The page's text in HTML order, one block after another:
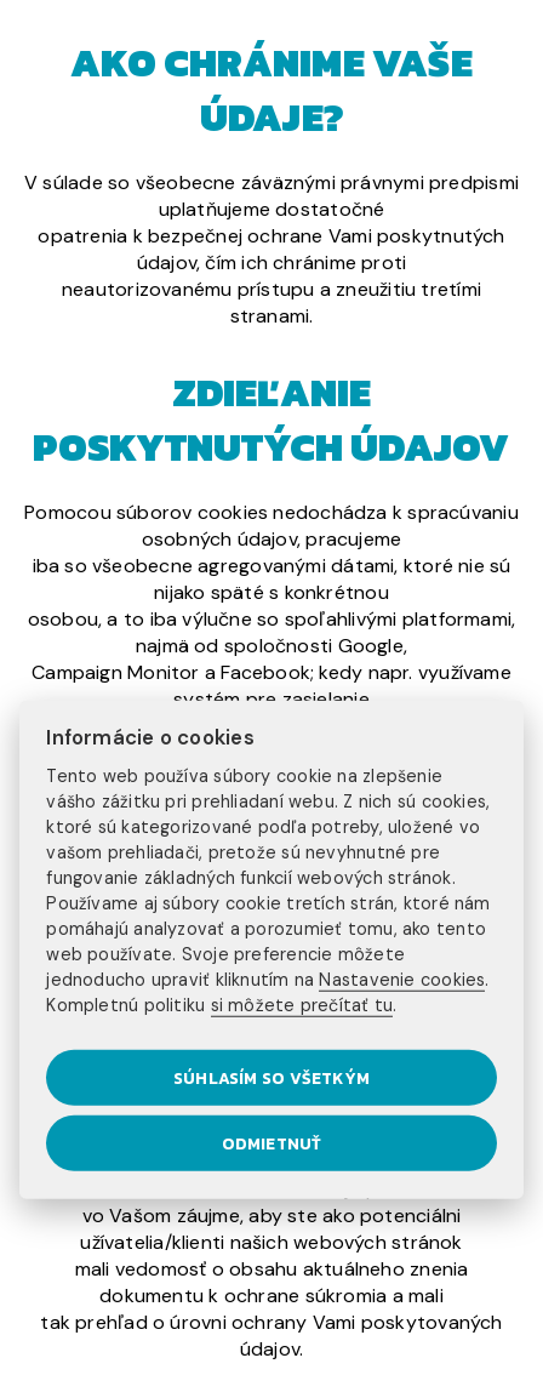
AKO CHRÁNIME VAŠE
ÚDAJE?
V súlade so všeobecne záväznými právnymi predpismi
uplatňujeme dostatočné
opatrenia k bezpečnej ochrane Vami poskytnutých
údajov, čím ich chránime proti
neautorizovanému prístupu a zneužitiu tretími
stranami.
ZDIEĽANIE
POSKYTNUTÝCH ÚDAJOV
Pomocou súborov cookies nedochádza k spracúvaniu
osobných údajov, pracujeme
iba so všeobecne agregovanými dátami, ktoré nie sú
nijako späté s konkrétnou
osobou, a to iba výlučne so spoľahlivými platformami,
najmä od spoločnosti Google,
Campaign Monitor a Facebook; kedy napr. využívame
systém pre zasielanie
adresných obchodných oznámení prispôsobených
zákazníkom.
ZMENY SMERNICE NA
OCHRANU SÚKROMIA
Injoy agency má právo uskutočniť aktualizáciu a
zmenu tohto dokumentu, a to najmä
v nadväznosti na zmenu právnej úpravy ochrany
prípadne zmenu technického riešenia cookies. V
takom prípade bude tento
dokument nahradený novým znením, pričom vždy
bude obsahovať dátum poslednej
aktualizácie. Za účelom informovanosti o aktuálnom
vo Vašom záujme, aby ste ako potenciálni
užívatelia/klienti našich webových stránok
mali vedomosť o obsahu aktuálneho znenia
dokumentu k ochrane súkromia a mali
tak prehľad o úrovni ochrany Vami poskytovaných
údajov.
Informácie o cookies
Tento web používa súbory cookie na zlepšenie
vášho zážitku pri prehliadaní webu. Z nich sú cookies,
ktoré sú kategorizované podľa potreby, uložené vo
vašom prehliadači, pretože sú nevyhnutné pre
fungovanie základných funkcií webových stránok.
Používame aj súbory cookie tretích strán, ktoré nám
pomáhajú analyzovať a porozumieť tomu, ako tento
web používate. Svoje preferencie môžete
jednoducho upraviť kliknutím naNastavenie cookies.
Kompletnú politiku si môžete prečítať tu.
SÚHLASÍM SO VŠETKÝM
ODMIETNUŤ